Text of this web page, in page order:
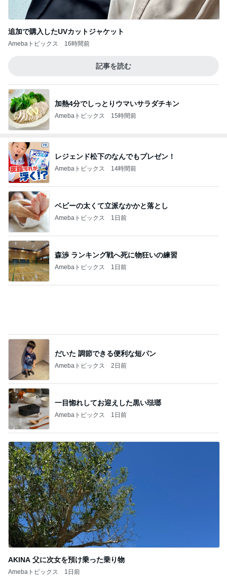
追加で購入したUVカットジャケット
Amebaトピックス 16時間前
記事を読む
加熱4分でしっとりウマいサラダチキン
Amebaトピックス 15時間前
レジェンド松下のなんでもプレゼン！
Amebaトピックス 14時間前
ベビーの太くて立派なかかと落とし
Amebaトピックス 1日前
森渉 ランキング戦へ死に物狂いの練習
Amebaトピックス 1日前
一目惚れしてお迎えした黒い琺瑯
Amebaトピックス 1日前
AKINA 父に次女を預け乗った乗り物
Amebaトピックス 1日前
記事を読む